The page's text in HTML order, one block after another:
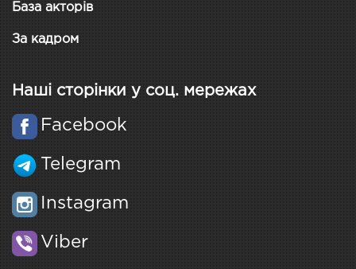
База акторів
За кадром
Наші сторінки у соц. мережах
Facebook
Telegram
Instagram
Viber